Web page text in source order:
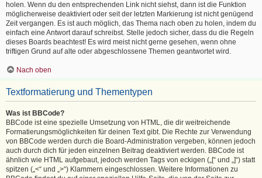
holen. Wenn du den entsprechenden Link nicht siehst, dann ist die Funktion
möglicherweise deaktiviert oder seit der letzten Markierung ist nicht genügend
Zeit vergangen. Es ist auch möglich, das Thema nach oben zu holen, indem du
einfach eine Antwort darauf schreibst. Stelle jedoch sicher, dass du die Regeln
dieses Boards beachtest! Es wird meist nicht gerne gesehen, wenn ohne
triftigen Grund auf alte oder abgeschlossene Themen geantwortet wird.
Nach oben
Textformatierung und Thementypen
Was ist BBCode?
BBCode ist eine spezielle Umsetzung von HTML, die dir weitreichende
Formatierungsmöglichkeiten für deinen Text gibt. Die Rechte zur Verwendung
von BBCode werden durch die Board-Administration vergeben, können jedoch
auch durch dich für jeden einzelnen Beitrag deaktiviert werden. BBCode ist
ähnlich wie HTML aufgebaut, jedoch werden Tags von eckigen („[“ und „]“) statt
spitzen („<“ und „>“) Klammern eingeschlossen. Weitere Informationen zu